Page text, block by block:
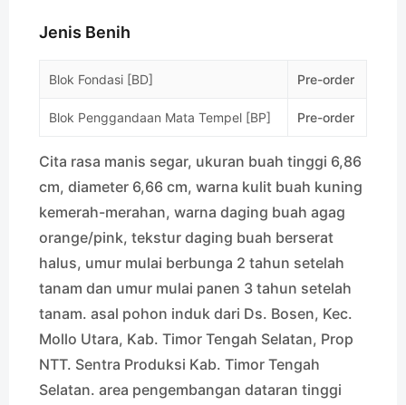
Jenis Benih
Blok Fondasi [BD] Pre-order
Blok Penggandaan Mata Tempel [BP] Pre-order
Cita rasa manis segar, ukuran buah tinggi 6,86
cm, diameter 6,66 cm, warna kulit buah kuning
kemerah-merahan, warna daging buah agag
orange/pink, tekstur daging buah berserat
halus, umur mulai berbunga 2 tahun setelah
tanam dan umur mulai panen 3 tahun setelah
tanam. asal pohon induk dari Ds. Bosen, Kec.
Mollo Utara, Kab. Timor Tengah Selatan, Prop
NTT. Sentra Produksi Kab. Timor Tengah
Selatan. area pengembangan dataran tinggi